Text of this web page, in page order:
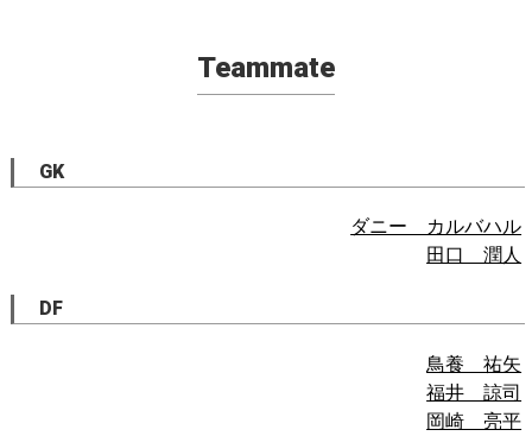
Teammate
GK
ダニー カルバハル
田口 潤人
DF
鳥養 祐矢
福井 諒司
岡崎 亮平